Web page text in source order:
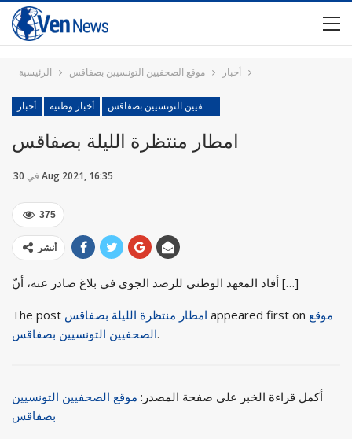
الرئيسية موقع الصحفيين التونسيين بصفاقس أخبار
أخبار أخبار وطنية موقع الصحفيين التونسيين بصفاقس
امطار منتظرة الليلة بصفاقس
في 30 Aug 2021, 16:35
375
أنشر
أفاد المعهد الوطني للرصد الجوي في بلاغ صادر عنه، أنّ […]
The post امطار منتظرة الليلة بصفاقس appeared first on موقع
الصحفيين التونسيين بصفاقس.
أكمل قراءة الخبر على صفحة المصدر: موقع الصحفيين التونسيين
بصفاقس